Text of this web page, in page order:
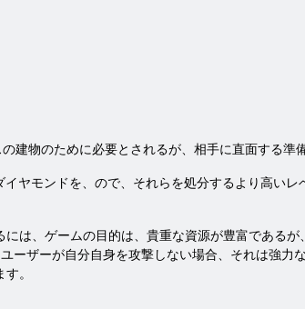
物のために必要とされるが、相手に直面する準
ヤモンドを、ので、それらを処分するより高い
は、ゲームの目的は、貴重な資源が豊富である
ーザーが自分自身を攻撃しない場合、それは強力
。